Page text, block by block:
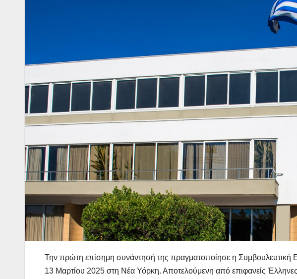
Την πρώτη επίσημη συνάντησή της πραγματοποίησε η Συμβουλευτική
13 Μαρτίου 2025 στη Νέα Υόρκη. Αποτελούμενη από επιφανείς